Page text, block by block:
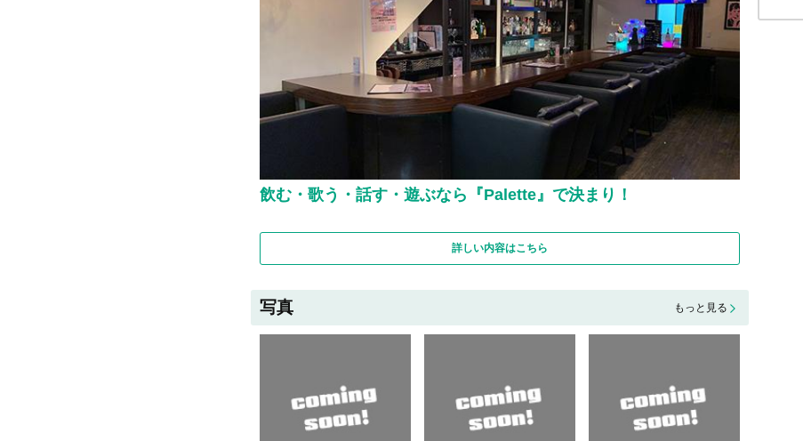
飲む・歌う・話す・遊ぶなら『Palette』で決まり！
詳しい内容はこちら
写真 もっと見る